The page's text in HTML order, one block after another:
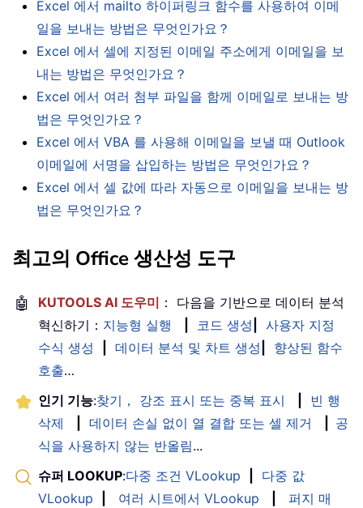
Excel 에서 mailto 하이퍼링크 함수를 사용하여 이메
일을 보내는 방법은 무엇인가요？
Excel 에서 셀에 지정된 이메일 주소에게 이메일을 보
내는 방법은 무엇인가요？
Excel 에서 여러 첨부 파일을 함께 이메일로 보내는 방
법은 무엇인가요？
Excel 에서 VBA 를 사용해 이메일을 보낼 때 Outlook
이메일에 서명을 삽입하는 방법은 무엇인가요？
Excel 에서 셀 값에 따라 자동으로 이메일을 보내는 방
법은 무엇인가요？
최고의 Office 생산성 도구
🤖 KUTOOLS AI 도우미 ： 다음을 기반으로 데이터 분석
혁신하기： 지능형 실행 코드 생성
사용자 지정
수식 생성
데이터 분석 및 차트 생성
향상된 함수
호출…
인기 기능:찾기， 강조 표시 또는 중복 표시
빈 행
삭제
데이터 손실 없이 열 결합 또는 셀 제거
공
식을 사용하지 않는 반올림...
슈퍼 LOOKUP:다중 조건 VLookup
다중 값
VLookup
여러 시트에서 VLookup
퍼지 매